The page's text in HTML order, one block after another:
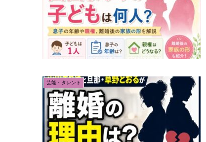
芸能・タレント